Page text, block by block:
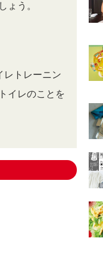
ょう。
レトレーニン
イレのことを